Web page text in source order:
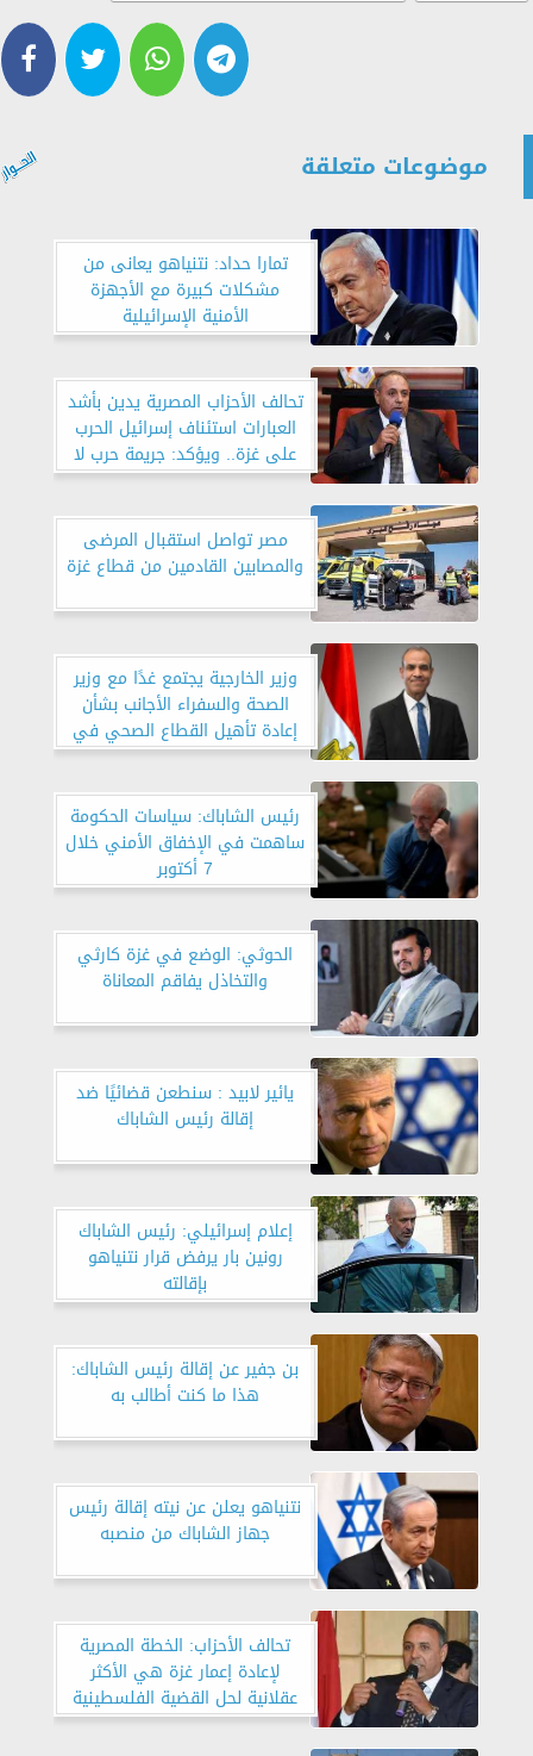
موضوعات متعلقة
تمارا حداد: نتنياهو يعانى من
مشكلات كبيرة مع الأجهزة
الأمنية الإسرائيلية
تحالف الأحزاب المصرية يدين بأشد
العبارات استئناف إسرائيل الحرب
على غزة.. ويؤكد: جريمة حرب لا
يمكن السكوت عنها
مصر تواصل استقبال المرضى
والمصابين القادمين من قطاع غزة
وزير الخارجية يجتمع غدًا مع وزير
الصحة والسفراء الأجانب بشأن
إعادة تأهيل القطاع الصحي في
قطاع غزة
رئيس الشاباك: سياسات الحكومة
ساهمت في الإخفاق الأمني خلال
7 أكتوبر
الحوثي: الوضع في غزة كارثي
والتخاذل يفاقم المعاناة
يائير لابيد : سنطعن قضائيًا ضد
إقالة رئيس الشاباك
إعلام إسرائيلي: رئيس الشاباك
رونين بار يرفض قرار نتنياهو
بإقالته
بن جفير عن إقالة رئيس الشاباك:
هذا ما كنت أطالب به
نتنياهو يعلن عن نيته إقالة رئيس
جهاز الشاباك من منصبه
تحالف الأحزاب: الخطة المصرية
لإعادة إعمار غزة هي الأكثر
عقلانية لحل القضية الفلسطينية